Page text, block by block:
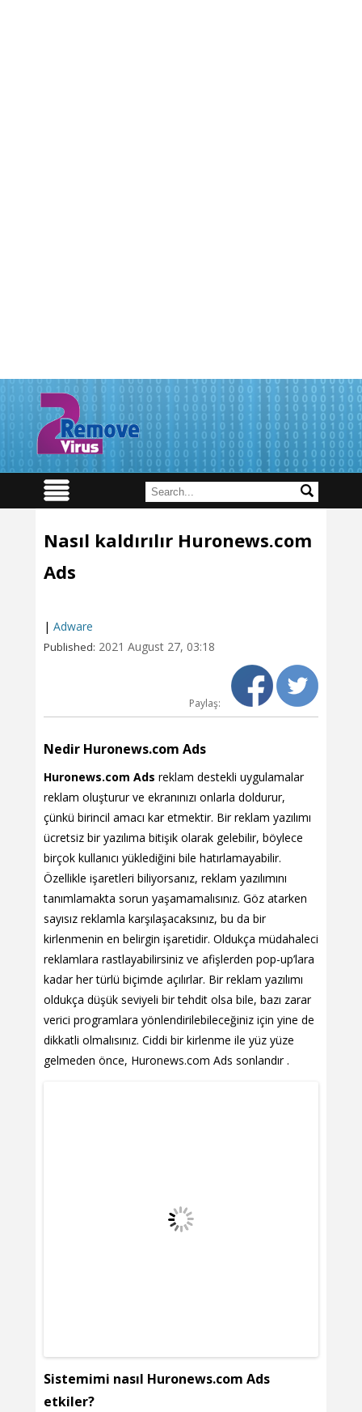
Nasıl kaldırılır Huronews.com
Ads
| Adware
Published: 2021 August 27, 03:18
Paylaş:
Nedir Huronews.com Ads
Huronews.com Ads reklam destekli uygulamalar
reklam oluşturur ve ekranınızı onlarla doldurur,
çünkü birincil amacı kar etmektir. Bir reklam yazılımı
ücretsiz bir yazılıma bitişik olarak gelebilir, böylece
birçok kullanıcı yüklediğini bile hatırlamayabilir.
Özellikle işaretleri biliyorsanız, reklam yazılımını
tanımlamakta sorun yaşamamalısınız. Göz atarken
sayısız reklamla karşılaşacaksınız, bu da bir
kirlenmenin en belirgin işaretidir. Oldukça müdahaleci
reklamlara rastlayabilirsiniz ve afişlerden pop-up’lara
kadar her türlü biçimde açılırlar. Bir reklam yazılımı
oldukça düşük seviyeli bir tehdit olsa bile, bazı zarar
verici programlara yönlendirilebileceğiniz için yine de
dikkatli olmalısınız. Ciddi bir kirlenme ile yüz yüze
gelmeden önce, Huronews.com Ads sonlandır .
Sistemimi nasıl Huronews.com Ads
etkiler?